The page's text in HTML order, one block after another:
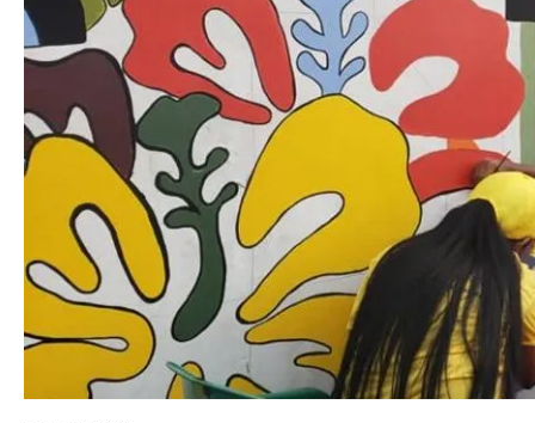
Julio 12, 2023
Historias que transforman y le dan color a la vida
En Barranquilla, en el barrio Las Palmeras, vive Luz Darys Blanco,
Vendedoras Independientes Pintuco (VIP) más activas, que junto
esquina del sector que utilizaban como basurero. En noviembre